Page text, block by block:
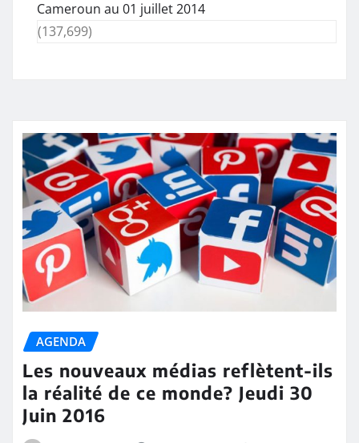
Cameroun au 01 juillet 2014
(137,699)
AGENDA
Les nouveaux médias reflètent-ils
la réalité de ce monde? Jeudi 30
Juin 2016